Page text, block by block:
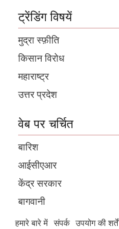
ट्रेंडिंग विषयें
मुद्रा स्फ़ीति
किसान विरोध
महाराष्ट्र
उत्तर प्रदेश
वेब पर चर्चित
बारिश
आईसीएआर
केंद्र सरकार
बागवानी
हमारे बारे में संपर्क उपयोग की शर्तें